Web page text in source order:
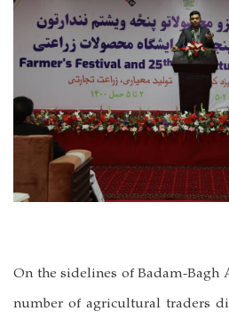
On the sidelines of Badam-
number of agricultural traders